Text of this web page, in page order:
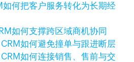
如何把客户服务转化为长期经
如何支撑跨区域商机协同
如何避免撞单与跟进断层
如何连接销售、售前与交